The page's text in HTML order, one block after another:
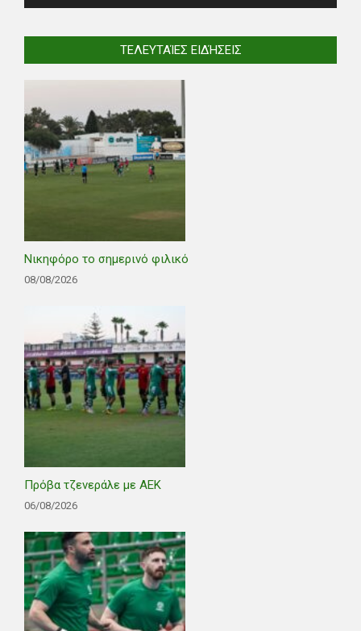
ΤΕΛΕΥΤΑΊΕΣ ΕΙΔΉΣΕΙΣ
Νικηφόρο το σημερινό φιλικό
08/08/2026
Πρόβα τζενεράλε με ΑΕΚ
06/08/2026